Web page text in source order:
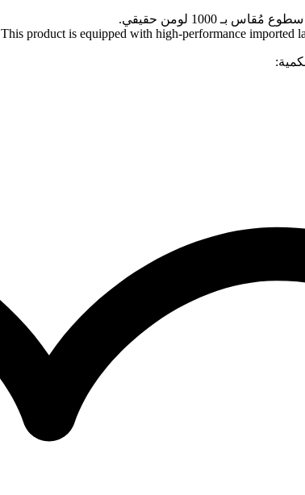
1000 لومن حقيقي.
This product is equipped with high-performance imported